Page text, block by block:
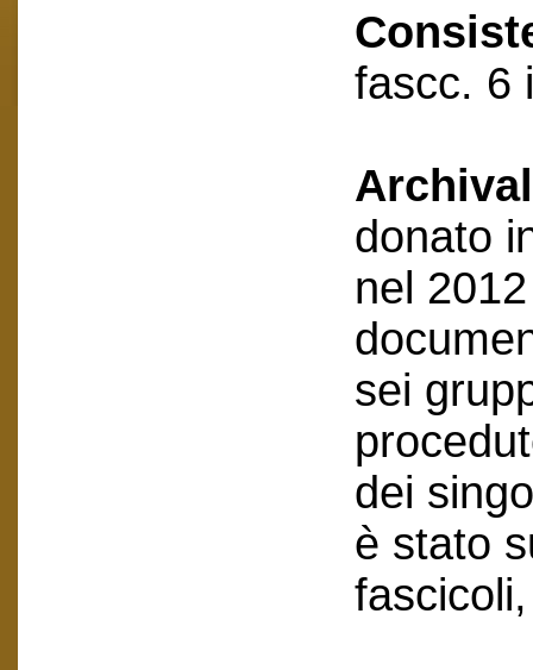
fascc. 6
donato
nel
sei
dei
è stato